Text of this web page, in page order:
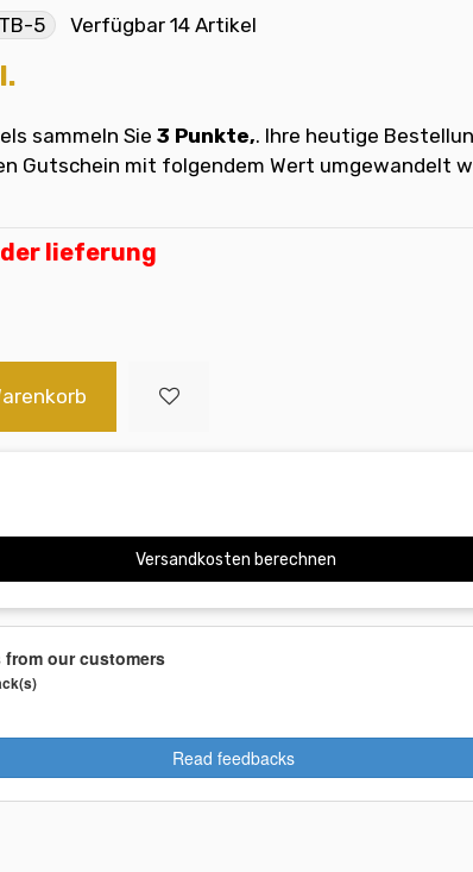
5 Verfügbar 14 Artikel
sammeln Sie 3 Punkte,. Ihre heutige
Gutschein mit folgendem Wert umgewandelt
lieferung
Versandkosten berechnen
our customers
Read feedbacks